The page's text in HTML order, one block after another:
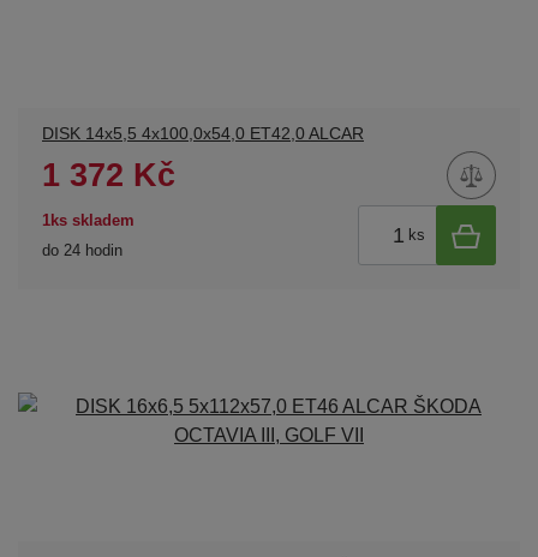
DISK 14x5,5 4x100,0x54,0 ET42,0 ALCAR
1 372 Kč
1ks skladem
do 24 hodin
ks